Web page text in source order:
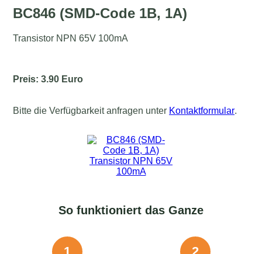
BC846 (SMD-Code 1B, 1A)
Transistor NPN 65V 100mA
Preis: 3.90 Euro
Bitte die Verfügbarkeit anfragen unter Kontaktformular.
So funktioniert das Ganze